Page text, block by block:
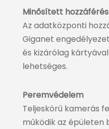
Minősített hozzáférés
Az adatközponti
Giganet
és kizárólag
lehetséges.
Peremvédelem
Teljeskörű kamerás
működik az épületen